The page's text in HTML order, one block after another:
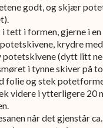
godt, og skjær
tett i formen, gjerne i
krydre
potetskivene (dytt litt
i tynne skiver på
folie og stek
videre i ytterligere 20
når det gjenstår